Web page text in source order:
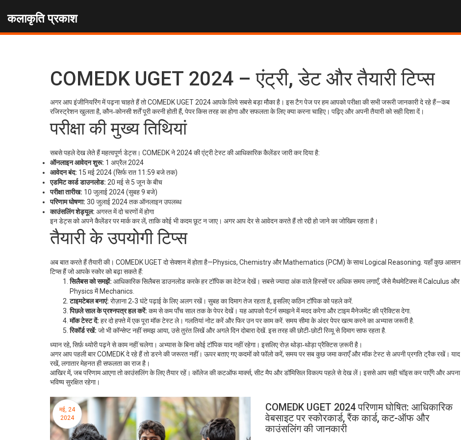
कलाकृति प्रकाश
COMEDK UGET 2024 – एंट्री, डेट और तैयारी टिप्स
अगर आप इंजीनियरिंग में पढ़ना चाहते हैं तो COMEDK UGET 2024 आपके लिये सबसे बड़ा मौका है। इस टैग पेज पर हम आपको परीक्षा की सभी जरूरी जानकारी दे रहे हैं—कब
रजिस्ट्रेशन खुलता है, कौन‑कोनसी शर्तें पूरी करनी होती हैं, पेपर किस तरह का होगा और सफलता के लिए क्या करना चाहिए। पढ़िए और अपनी तैयारी को सही दिशा दें।
परीक्षा की मुख्य तिथियां
सबसे पहले देख लेते हैं महत्वपूर्ण डेट्स। COMEDK ने 2024 की एंट्री टेस्ट की आधिकारिक कैलेंडर जारी कर दिया है:
ऑनलाइन आवेदन शुरू: 1 अप्रैल 2024
आवेदन बंद: 15 मई 2024 (सिर्फ रात 11:59 बजे तक)
एडमिट कार्ड डाउनलोड: 20 मई से 5 जून के बीच
परीक्षा तारीख: 10 जुलाई 2024 (सुबह 9 बजे)
परिणाम घोषणा: 30 जुलाई 2024 तक ऑनलाइन उपलब्ध
काउंसलिंग शेड्यूल: अगस्त में दो चरणों में होगा
इन डेट्स को अपने कैलेंडर पर मार्क कर लें, ताकि कोई भी कदम छूट न जाए। अगर आप देर से आवेदन करते हैं तो रद्दी हो जाने का जोखिम रहता है।
तैयारी के उपयोगी टिप्स
अब बात करते हैं तैयारी की। COMEDK UGET दो सेक्शन में होता है—Physics, Chemistry और Mathematics (PCM) के साथ Logical Reasoning. यहाँ कुछ आसान
टिप्स हैं जो आपके स्कोर को बढ़ा सकते हैं:
सिलैबस को समझें: आधिकारिक सिलैबस डाउनलोड करके हर टॉपिक का वेटेज देखें। सबसे ज्यादा अंक वाले हिस्सों पर अधिक समय लगाएँ, जैसे मैथमेटिक्स में Calculus और
Physics में Mechanics.
टाइमटेबल बनाएं: रोज़ाना 2‑3 घंटे पढ़ाई के लिए अलग रखें। सुबह का दिमाग तेज रहता है, इसलिए कठिन टॉपिक को पहले करें.
पिछले साल के प्रश्नपत्र हल करें: कम से कम पाँच साल तक के पेपर देखें। यह आपको पैटर्न समझने में मदद करेगा और टाइम मैनेजमेंट की प्रैक्टिस देगा.
मॉक टेस्ट दें: हर दो हफ्ते में एक पूरा मॉक टेस्ट ले। गलतियां नोट करें और फिर उन पर काम करें. समय सीमा के अंदर पेपर खत्म करने का अभ्यास जरूरी है.
रिकॉर्ड रखें: जो भी कॉन्सेप्ट नहीं समझ आया, उसे तुरंत लिखें और अगले दिन दोबारा देखें. इस तरह की छोटी‑छोटी रिव्यू से दिमाग साफ रहता है.
ध्यान रहे, सिर्फ़ थ्योरी पढ़ने से काम नहीं चलेगा। अभ्यास के बिना कोई टॉपिक याद नहीं रहेगा। इसलिए रोज़ थोड़ा‑थोड़ा प्रैक्टिस ज़रूरी है।
अगर आप पहली बार COMEDK दे रहे हैं तो डरने की जरूरत नहीं। ऊपर बताए गए कदमों को फॉलो करें, समय पर सब कुछ जमा कराएँ और मॉक टेस्ट से अपनी प्रगति ट्रैक रखें। याद
रखें, लगातार मेहनत ही सफलता का राज है।
आखिर में, जब परिणाम आएगा तो काउंसलिंग के लिए तैयार रहें। कॉलेज की कटऑफ मार्क्स, सीट मैप और डॉमिसिल विकल्प पहले से देख लें। इससे आप सही चॉइस कर पाएँगे और अपना
भविष्य सुरक्षित रहेगा।
मई, 24
2024
COMEDK UGET 2024 परिणाम घोषित: आधिकारिक
वेबसाइट पर स्कोरकार्ड, रैंक कार्ड, कट-ऑफ और
काउंसलिंग की जानकारी